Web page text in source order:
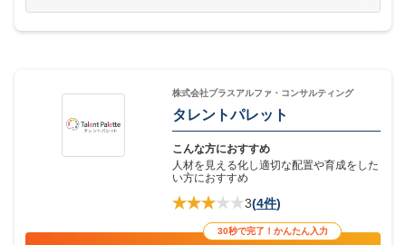
株式会社プラスアルファ・コンサルティング
タレントパレット
こんな方におすすめ
人材を見える化し適切な配置や育成をした
い方におすすめ
3(4件)
30秒で完了！かんたん入力